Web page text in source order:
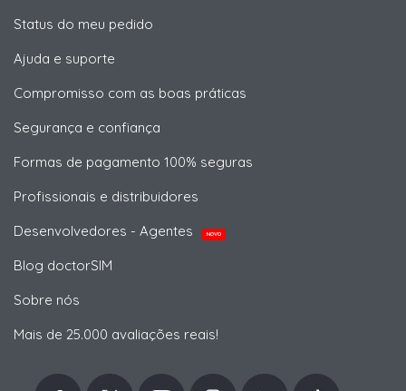
Status do meu pedido
Ajuda e suporte
Compromisso com as boas práticas
Segurança e confiança
Formas de pagamento 100% seguras
Profissionais e distribuidores
Desenvolvedores - Agentes
NOVO
Blog doctorSIM
Sobre nós
Mais de 25.000 avaliações reais!